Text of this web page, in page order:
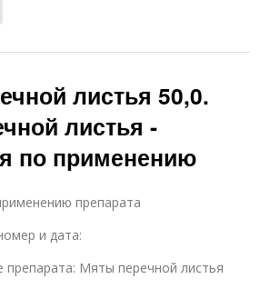
листья 50,0.
листья -
по применению
препарата
и дата:
препарата: Мяты перечной листья